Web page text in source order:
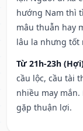
hướng Nam thì
mâu thuẫn hay
lâu la nhưng tốt
Từ 21h-23h
cầu lộc, cầu tài
nhiều may
gặp thuận lợi.